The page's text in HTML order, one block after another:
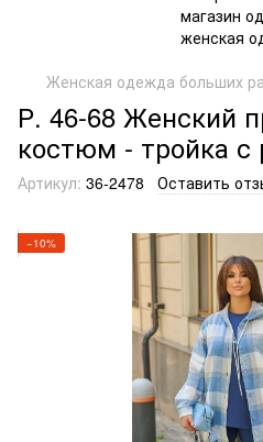
Женская одежда больших
Р. 46-68 Женский
костюм - тройка с
Артикул: 36-2478 Оставить
−10%